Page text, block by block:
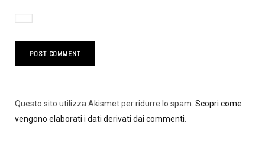
Questo sito utilizza Akismet per ridurre lo spam. Scopri come
vengono elaborati i dati derivati dai commenti